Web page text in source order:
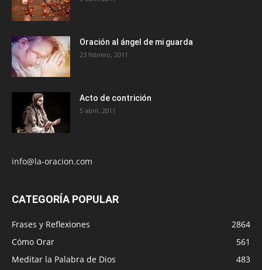
Oración al ángel de mi guarda
23 febrero, 2011
Acto de contrición
5 abril, 2011
info@la-oracion.com
CATEGORÍA POPULAR
Frases y Reflexiones
2864
Cómo Orar
561
Meditar la Palabra de Dios
483